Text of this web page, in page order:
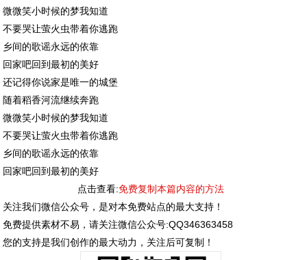
微微笑小时候的梦我知道
不要哭让萤火虫带着你逃跑
乡间的歌谣永远的依靠
回家吧回到最初的美好
还记得你说家是唯一的城堡
随着稻香河流继续奔跑
微微笑小时候的梦我知道
不要哭让萤火虫带着你逃跑
乡间的歌谣永远的依靠
回家吧回到最初的美好
点击查看:免费复制本篇内容的方法
关注我们微信公众号，是对本免费站点的最大支持！
免费提供素材不易，请关注微信公众号:QQ346363458
您的支持是我们创作的最大动力，关注后可复制！